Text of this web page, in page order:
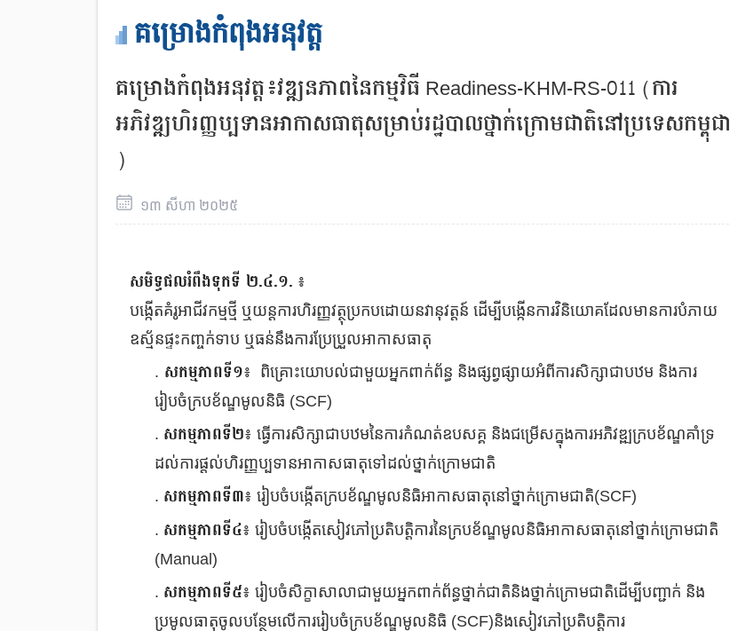
គម្រោងកំពុងអនុវត្ត
គម្រោងកំពុងអនុវត្ត៖វឌ្ឍនភាពនៃកម្មវិធី Readiness-KHM-RS-011 (ការ
អភិវឌ្ឍហិរញ្ញប្បទានអាកាសធាតុសម្រាប់រដ្ឋបាលថ្នាក់ក្រោមជាតិនៅប្រទេសកម្ពុជា
)
១៣ សីហា ២០២៥
សមិទ្ធផលរំពឹងទុកទី ២.៤.១. ៖
បង្កើតគំរូអាជីវកម្មថ្មី ឬយន្តការហិរញ្ញវត្ថុប្រកបដោយនវានុវត្តន៍ ដើម្បីបង្កើនការវិនិយោគដែលមានការបំភាយ
ឧស្ម័នផ្ទះកញ្ចក់ទាប ឬធន់នឹងការប្រែប្រួលអាកាសធាតុ
. សកម្មភាពទី១៖ ពិគ្រោះយោបល់ជាមួយអ្នកពាក់ព័ន្ធ និងផ្សព្វផ្សាយអំពីការសិក្សាជាបឋម និងការ
រៀបចំក្របខ័ណ្ឌមូលនិធិ (SCF)
. សកម្មភាពទី២៖ ធ្វើការសិក្សាជាបឋមនៃការកំណត់ឧបសគ្គ និងជម្រើសក្នុងការអភិវឌ្ឍក្របខ័ណ្ឌគាំទ្រ
ដល់ការផ្តល់ហិរញ្ញប្បទានអាកាសធាតុទៅដល់ថ្នាក់ក្រោមជាតិ
. សកម្មភាពទី៣៖ រៀបចំបង្កើតក្របខ័ណ្ឌមូលនិធិអាកាសធាតុនៅថ្នាក់ក្រោមជាតិ(SCF)
. សកម្មភាពទី៤៖ រៀបចំបង្កើតសៀវភៅប្រតិបត្តិការនៃក្របខ័ណ្ឌមូលនិធិអាកាសធាតុនៅថ្នាក់ក្រោមជាតិ
(Manual)
. សកម្មភាពទី៥៖ រៀបចំសិក្ខាសាលាជាមួយអ្នកពាក់ព័ន្ធថ្នាក់ជាតិនិងថ្នាក់ក្រោមជាតិដើម្បីបញ្ជាក់ និង
ប្រមូលធាតុចូលបន្ថែមលើការរៀបចំក្របខ័ណ្ឌមូលនិធិ (SCF)​ និងសៀវភៅប្រតិបត្តិការ